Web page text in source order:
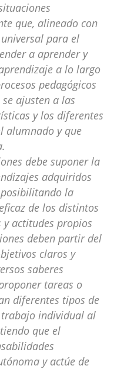
que, alineado con
para el
a aprender y
a lo largo
pedagógicos
ajusten a las
y los diferentes
alumnado y que
debe suponer la
adquiridos
la
de los distintos
y actitudes propios
deben partir del
claros y
saberes
tareas o
diferentes tipos de
trabajo individual al
que el
y actúe de